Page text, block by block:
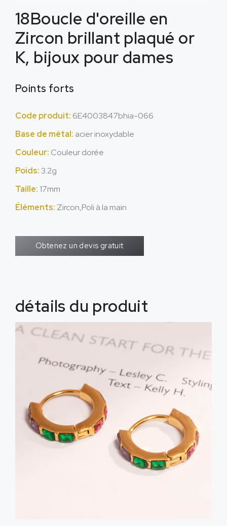
18Boucle d'oreille en
Zircon brillant plaqué or
K, bijoux pour dames
Points forts
Code produit: 6E4003847bhia-066
Base de métal: acier inoxydable
Couleur: Couleur dorée
Poids: 3.2g
Taille: 17mm
Éléments: Zircon,Poli à la main
Obtenez un devis gratuit
détails du produit